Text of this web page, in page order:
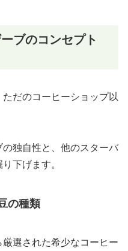
ブのコンセプト
だのコーヒーショップ以
独自性と、他のスターバ
下げます。
の種類
選された希少なコーヒー